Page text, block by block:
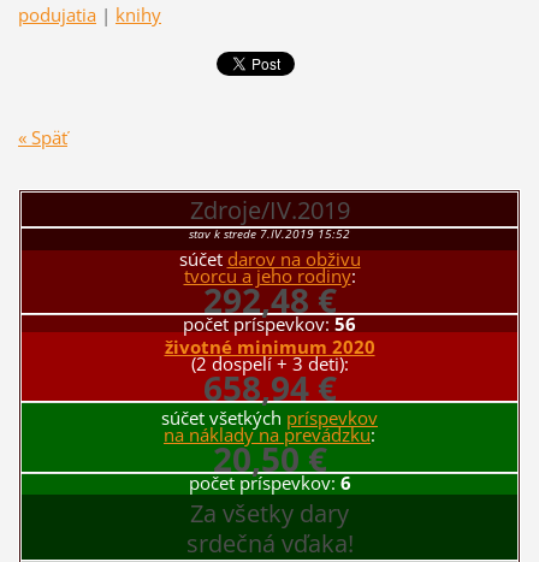
podujatia | knihy
« Späť
Zdroje/IV.2019
stav k strede 7.IV.2019 15:52
súčet darov na obživu
tvorcu a jeho rodiny:
292,48 €
počet príspevkov: 56
životné minimum 2020
(2 dospelí + 3 deti):
658,94 €
súčet všetkých príspevkov
na náklady na prevádzku:
20,50 €
počet príspevkov: 6
Za všetky dary
srdečná vďaka!